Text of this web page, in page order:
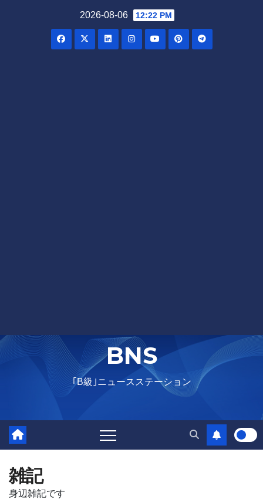
2026-08-06 12:22 PM
BNS
｢B級｣ニュースステーション
雑記
身辺雑記です